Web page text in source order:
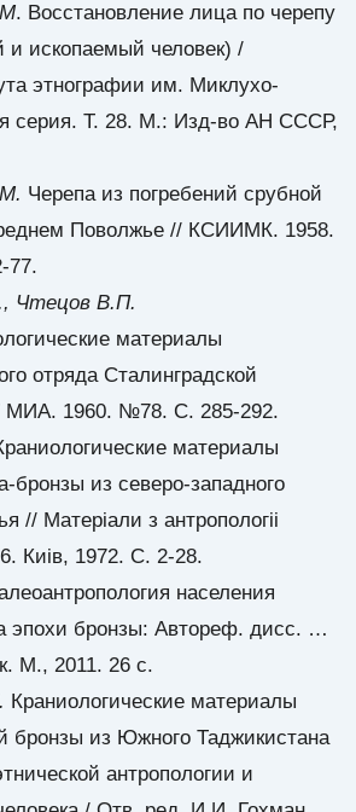
. Восстановление лица по черепу
и ископаемый человек) /
этнографии им. Миклухо-
серия. Т. 28. М.: Изд-во АН СССР,
Черепа из погребений срубной
Поволжье // КСИИМК. 1958.
77.
Чтецов В.П.
материалы
отряда Сталинградской
МИА. 1960. №78. С. 285-292.
материалы
бронзы из северо-западного
// Матерiали з антропологii
Киiв, 1972. С. 2-28.
населения
эпохи бронзы: Автореф. дисс. …
М., 2011. 26 с.
Краниологические материалы
бронзы из Южного Таджикистана
антропологии и